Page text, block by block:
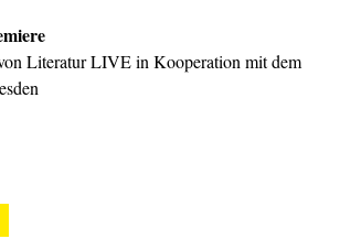
Literatur LIVE in Kooperation mit dem